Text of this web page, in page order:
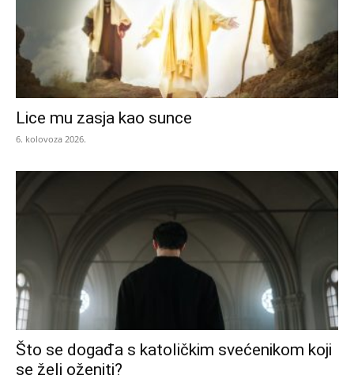
Lice mu zasja kao sunce
6. kolovoza 2026.
Što se događa s katoličkim svećenikom koji
se želi oženiti?